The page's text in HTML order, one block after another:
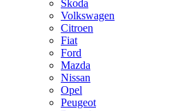
Škoda
Volkswagen
Citroen
Fiat
Ford
Mazda
Nissan
Opel
Peugeot